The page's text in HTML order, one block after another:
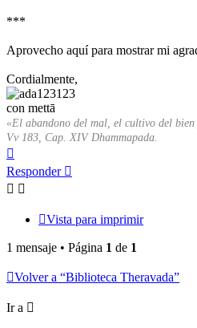
***
Aprovecho aquí para mostrar mi
Cordialmente,
con mettā
«El abandono del mal, el cultivo del
Vv 183, Cap. XIV Dhammapada.
Responder
Vista para imprimir
1 mensaje • Página 1 de 1
Volver a “Biblioteca Theravada”
Ir a